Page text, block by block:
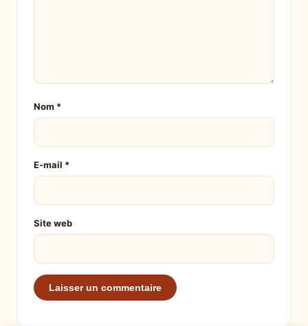
Nom *
E-mail *
Site web